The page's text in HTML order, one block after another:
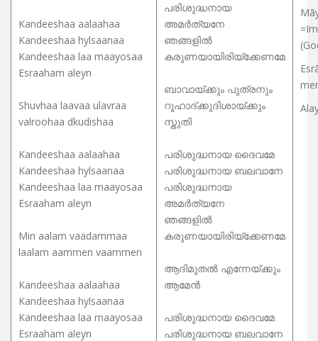
Kandeeshaa aalaahaa
Kandeeshaa hylsaanaa
Kandeeshaa laa maayosaa
Esraaham aleyn
Shuvhaa laavaa ulavraa
valroohaa dkudishaa
Kandeeshaa aalaahaa
Kandeeshaa hylsaanaa
Kandeeshaa laa maayosaa
Esraaham aleyn
Min aalam vaadammaa
laalam aammen vaammen
Kandeeshaa aalaahaa
Kandeeshaa hylsaanaa
Kandeeshaa laa maayosaa
Esraaham aleyn
പരിശുദ്ധനായ
അമർത്യനേ
ഞങ്ങളിൽ
കരുണയായിരിയ്ക്കേണമേ
ബാവായ്ക്കും പുത്രനും
റൂഹാദ്‌ക്കുദിശായ്ക്കും
സ്തുതി
പരിശുദ്ധനായ ദൈവമേ
പരിശുദ്ധനായ ബലവാനേ
പരിശുദ്ധനായ
അമർത്യനേ
ഞങ്ങളിൽ
കരുണയായിരിയ്ക്കേണമേ
ആദിമുതൽ എന്നേയ്ക്കും
ആമേൻ
പരിശുദ്ധനായ ദൈവമേ
പരിശുദ്ധനായ ബലവാനേ